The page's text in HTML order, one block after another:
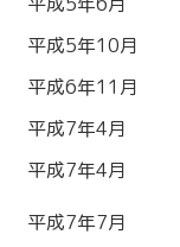
平成5年10月
平成6年11月
平成7年4月
平成7年4月
平成7年7月